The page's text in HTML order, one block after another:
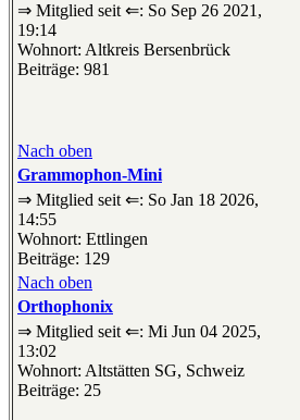
⇒ Mitglied seit ⇐: So Sep 26 2021,
19:14
Wohnort: Altkreis Bersenbrück
Beiträge: 981
Nach oben
Grammophon-Mini
⇒ Mitglied seit ⇐: So Jan 18 2026,
14:55
Wohnort: Ettlingen
Beiträge: 129
Nach oben
Orthophonix
⇒ Mitglied seit ⇐: Mi Jun 04 2025,
13:02
Wohnort: Altstätten SG, Schweiz
Beiträge: 25